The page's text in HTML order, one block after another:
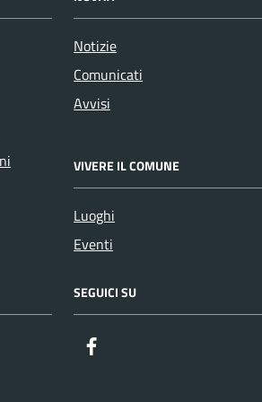
Notizie
Comunicati
Avvisi
VIVERE IL COMUNE
Luoghi
Eventi
SEGUICI SU